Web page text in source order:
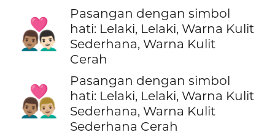
👨🏽‍❤️‍👨🏻
Pasangan dengan simbol
hati: Lelaki, Lelaki, Warna Kulit
Sederhana, Warna Kulit
Cerah
👨🏽‍❤️‍👨🏼
Pasangan dengan simbol
hati: Lelaki, Lelaki, Warna Kulit
Sederhana, Warna Kulit
Sederhana Cerah